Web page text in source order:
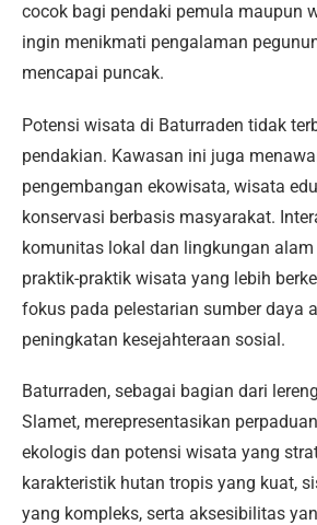
cocok bagi pendaki pemula maupun
ingin menikmati pengalaman
mencapai puncak.
Potensi wisata di Baturraden tidak
pendakian. Kawasan ini juga
pengembangan ekowisata, wisata
konservasi berbasis masyarakat.
komunitas lokal dan lingkungan
praktik-praktik wisata yang lebih
fokus pada pelestarian sumber daya
peningkatan kesejahteraan sosial.
Baturraden, sebagai bagian dari
Slamet, merepresentasikan
ekologis dan potensi wisata yang
karakteristik hutan tropis yang kuat,
yang kompleks, serta aksesibilitas